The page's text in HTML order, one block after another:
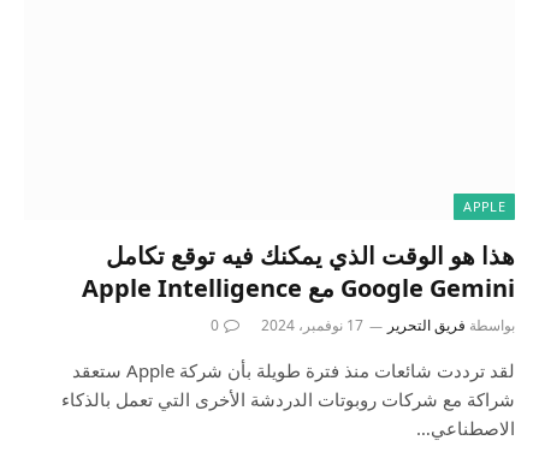
APPLE
هذا هو الوقت الذي يمكنك فيه توقع تكامل
Google Gemini مع Apple Intelligence
بواسطة فريق التحرير 17 نوفمبر، 2024 0
لقد ترددت شائعات منذ فترة طويلة بأن شركة Apple ستعقد
شراكة مع شركات روبوتات الدردشة الأخرى التي تعمل بالذكاء
الاصطناعي…